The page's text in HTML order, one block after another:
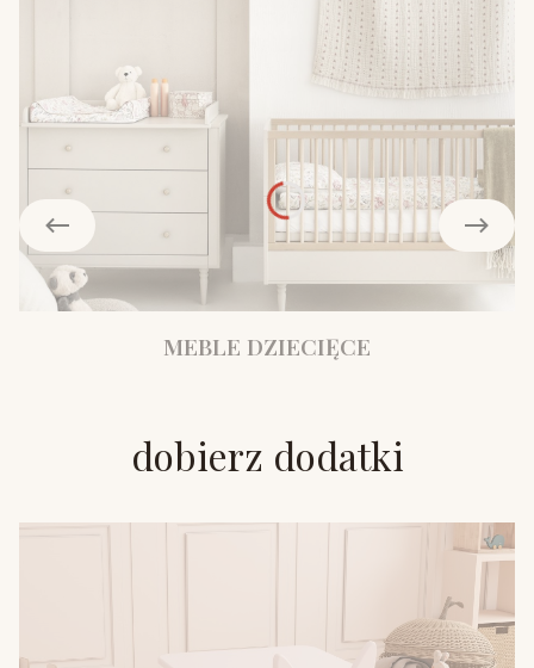
MEBLE DZIECIĘCE
dobierz dodatki